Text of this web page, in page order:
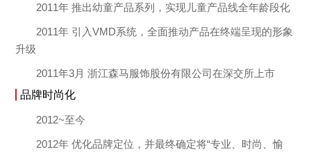
2011年 推出幼童产品系列，实现儿童产品线全年龄段化
2011年 引入VMD系统，全面推动产品在终端呈现的形象
升级
2011年3月 浙江森马服饰股份有限公司在深交所上市
品牌时尚化
2012~至今
2012年 优化品牌定位，并最终确定将“专业、时尚、愉